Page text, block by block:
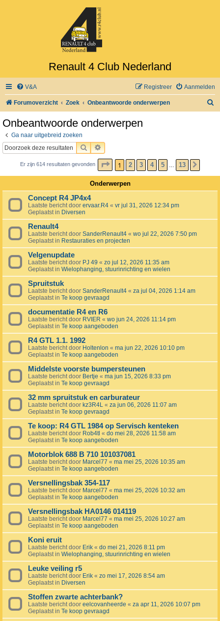
Renault 4 Club Nederland
V&A Aanmelden
Registreer
Forumoverzicht Zoek Onbeantwoorde onderwerpen
Onbeantwoorde onderwerpen
Ga naar uitgebreid zoeken
ZOEKUITGEBREID ZOEKEN
Er zijn 614 resultaten gevonden PAGINA VAN 13
1 2 3 4 5 13
Onderwerpen
Concept R4 JP4x4
Laatste bericht door ervaar.R4 « vr jul 31, 2026 12:34 pm
Geplaatst in Diversen
Renault4
Laatste bericht door SanderRenault4 « wo jul 22, 2026 7:50 pm
Geplaatst in Restauraties en projecten
Velgenupdate
Laatste bericht door PJ 49 « zo jul 12, 2026 11:35 am
Geplaatst in Wielophanging, stuurinrichting en wielen
Spruitstuk
Laatste bericht door SanderRenault4 « za jul 04, 2026 1:14 am
Geplaatst in Te koop gevraagd
documentatie R4 en R6
Laatste bericht door RVIER « wo jun 24, 2026 11:14 pm
Geplaatst in Te koop aangeboden
R4 GTL 1.1. 1992
Laatste bericht door Holtenlon « ma jun 22, 2026 10:10 pm
Geplaatst in Te koop aangeboden
Middelste voorste bumpersteunen
Laatste bericht door Bertje « ma jun 15, 2026 8:33 pm
Geplaatst in Te koop gevraagd
32 mm spruitstuk en carburateur
Laatste bericht door kz3R4L « za jun 06, 2026 11:07 am
Geplaatst in Te koop gevraagd
Te koop: R4 GTL 1984 op Servisch kenteken
Laatste bericht door Rob4tl « do mei 28, 2026 11:58 am
Geplaatst in Te koop aangeboden
Motorblok 688 B 710 101037081
Laatste bericht door Marcel77 « ma mei 25, 2026 10:35 am
Geplaatst in Te koop aangeboden
Versnellingsbak 354-117
Laatste bericht door Marcel77 « ma mei 25, 2026 10:32 am
Geplaatst in Te koop aangeboden
Versnellingsbak HA0146 014119
Laatste bericht door Marcel77 « ma mei 25, 2026 10:27 am
Geplaatst in Te koop aangeboden
Koni eruit
Laatste bericht door Erik « do mei 21, 2026 8:11 pm
Geplaatst in Wielophanging, stuurinrichting en wielen
Leuke veiling r5
Laatste bericht door Erik « zo mei 17, 2026 8:54 am
Geplaatst in Diversen
Stoffen zwarte achterbank?
Laatste bericht door eelcovanheerde « za apr 11, 2026 10:07 pm
Geplaatst in Te koop gevraagd